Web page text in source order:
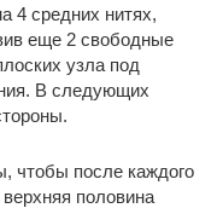
4 средних нитях,
еще 2 свободные
узла под
В следующих
чтобы после каждого
половина